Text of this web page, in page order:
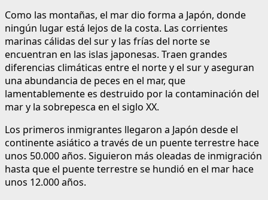
Como las montañas, el mar dio forma a Japón, donde
ningún lugar está lejos de la costa. Las corrientes
marinas cálidas del sur y las frías del norte se
encuentran en las islas japonesas. Traen grandes
diferencias climáticas entre el norte y el sur y aseguran
una abundancia de peces en el mar, que
lamentablemente es destruido por la contaminación del
mar y la sobrepesca en el siglo XX.
Los primeros inmigrantes llegaron a Japón desde el
continente asiático a través de un puente terrestre hace
unos 50.000 años. Siguieron más oleadas de inmigración
hasta que el puente terrestre se hundió en el mar hace
unos 12.000 años.